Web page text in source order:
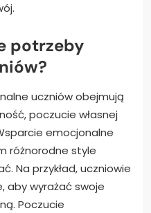
potrzeby
uczniów obejmują
poczucie własnej
emocjonalne
różnorodne style
Na przykład, uczniowie
aby wyrażać swoje
Poczucie